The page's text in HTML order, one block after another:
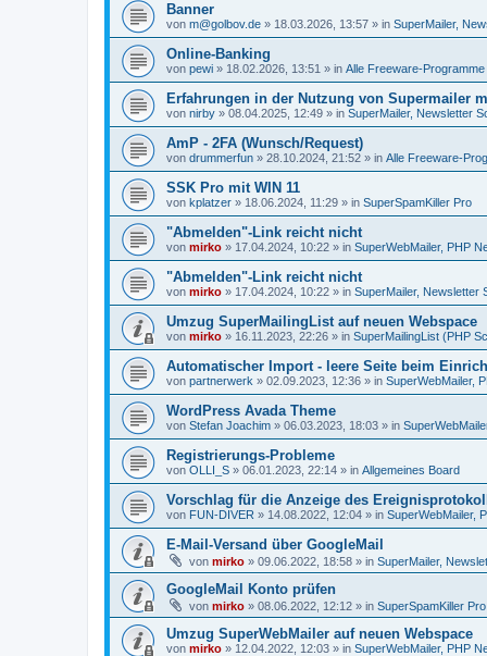
Banner
von m@golbov.de » 18.03.2026, 13:57 » in SuperMailer,
Online-Banking
von pewi » 18.02.2026, 13:51 » in Alle Freeware-Programme
Erfahrungen in der Nutzung von Supermailer
von nirby » 08.04.2025, 12:49 » in SuperMailer, Newsletter
AmP - 2FA (Wunsch/Request)
von drummerfun » 28.10.2024, 21:52 » in Alle Freeware-
SSK Pro mit WIN 11
von kplatzer » 18.06.2024, 11:29 » in SuperSpamKiller Pro
"Abmelden"-Link reicht nicht
von mirko » 17.04.2024, 10:22 » in SuperWebMailer, PHP
"Abmelden"-Link reicht nicht
von mirko » 17.04.2024, 10:22 » in SuperMailer, Newsletter
Umzug SuperMailingList auf neuen Webspace
von mirko » 16.11.2023, 22:26 » in SuperMailingList (PHP
Automatischer Import - leere Seite beim
von partnerwerk » 02.09.2023, 12:36 » in SuperWebMailer,
WordPress Avada Theme
von Stefan Joachim » 06.03.2023, 18:03 » in
Registrierungs-Probleme
von OLLI_S » 06.01.2023, 22:14 » in Allgemeines Board
Vorschlag für die Anzeige des
von FUN-DIVER » 14.08.2022, 12:04 » in SuperWebMailer,
E-Mail-Versand über GoogleMail
von mirko » 09.06.2022, 18:58 » in SuperMailer,
GoogleMail Konto prüfen
von mirko » 08.06.2022, 12:12 » in SuperSpamKiller Pro
Umzug SuperWebMailer auf neuen Webspace
von mirko » 12.04.2022, 12:03 » in SuperWebMailer, PHP